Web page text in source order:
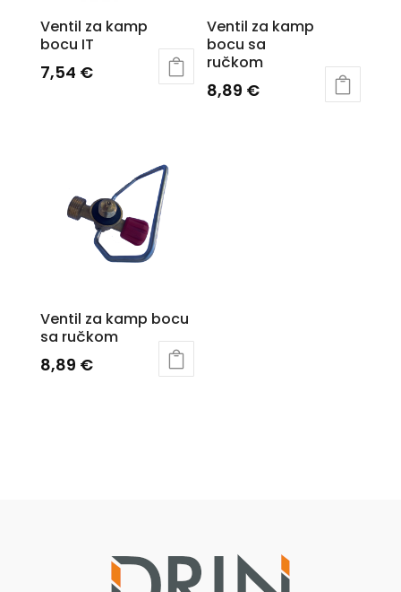
Ventil za kamp
bocu IT
7,54 €
Ventil za kamp
bocu sa
ručkom
8,89 €
Ventil za kamp bocu
sa ručkom
8,89 €